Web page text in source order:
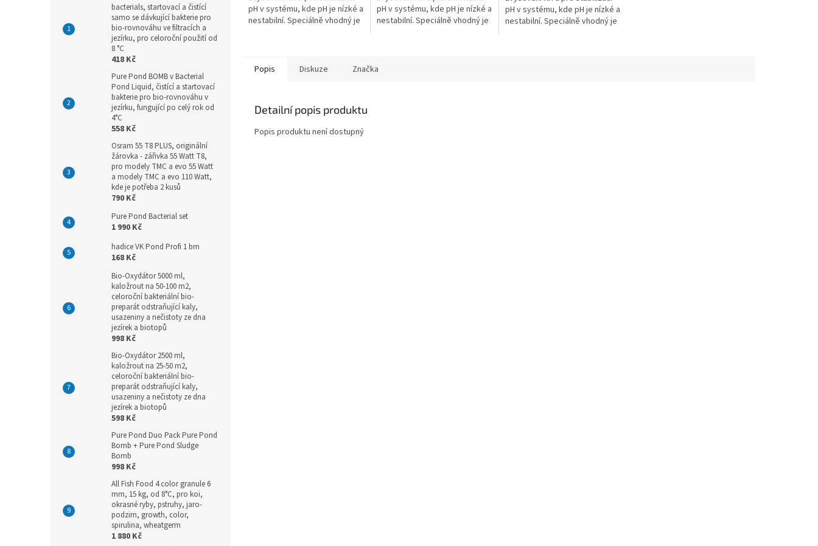
bacterials, startovací a čistící
samo se dávkující bakterie pro
bio-rovnováhu ve filtracích a
jezírku, pro celoroční použití od
8 °C
418 Kč
Pure Pond BOMB v Bacterial
Pond Liquid, čistící a startovací
bakterie pro bio-rovnováhu v
jezírku, fungující po celý rok od
4°C
558 Kč
Osram 55 T8 PLUS, originální
žárovka - zářivka 55 Watt T8,
pro modely TMC a evo 55 Watt
a modely TMC a evo 110 Watt,
kde je potřeba 2 kusů
790 Kč
Pure Pond Bacterial set
1 990 Kč
hadice VK Pond Profi 1 bm
168 Kč
Bio-Oxydátor 5000 ml,
kaložrout na 50-100 m2,
celoroční bakteriální bio-
preparát odstraňující kaly,
usazeniny a nečistoty ze dna
jezírek a biotopů
998 Kč
Bio-Oxydátor 2500 ml,
kaložrout na 25-50 m2,
celoroční bakteriální bio-
preparát odstraňující kaly,
usazeniny a nečistoty ze dna
jezírek a biotopů
598 Kč
Pure Pond Duo Pack Pure Pond
Bomb + Pure Pond Sludge
Bomb
998 Kč
All Fish Food 4 color granule 6
mm, 15 kg, od 8°C, pro koi,
okrasné ryby, pstruhy, jaro-
podzim, growth, color,
spirulina, wheatgerm
1 880 Kč
pH v systému, kde pH je nízké a
nestabilní. Speciálně vhodný je
pH v systému, kde pH je nízké a
nestabilní. Speciálně vhodný je
pH v systému, kde pH je nízké a
nestabilní. Speciálně vhodný je
Popis Diskuze Značka
Detailní popis produktu
Popis produktu není dostupný